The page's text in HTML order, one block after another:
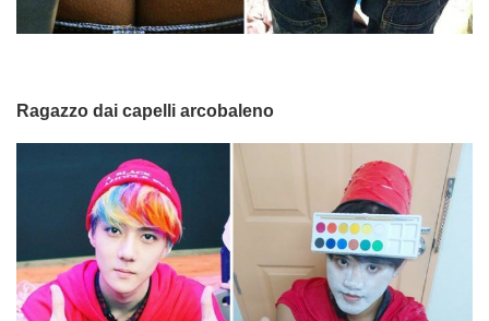
Ragazzo dai capelli arcobaleno